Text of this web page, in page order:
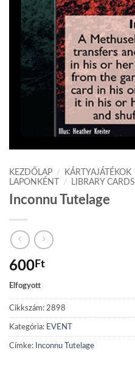
KEZDŐLAP / KÁRTYAJÁTÉKOK
LAPONKÉNT
/ LIBRARY CARDS
Inconnu Tutelage
600Ft
Elfogyott
Cikkszám: 2898
Kategória: EVENT
Címke: Inconnu Tutelage